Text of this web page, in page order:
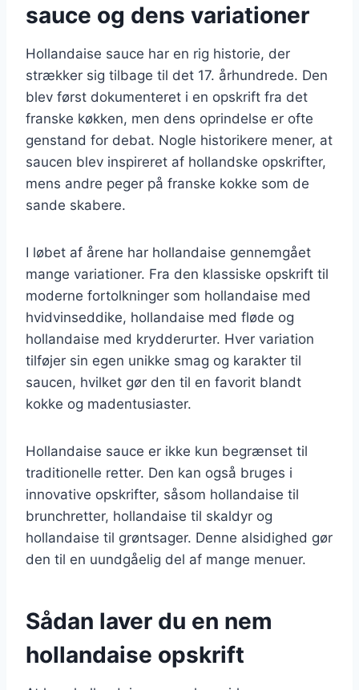
sauce og dens variationer
Hollandaise sauce har en rig historie, der
strækker sig tilbage til det 17. århundrede. Den
blev først dokumenteret i en opskrift fra det
franske køkken, men dens oprindelse er ofte
genstand for debat. Nogle historikere mener, at
saucen blev inspireret af hollandske opskrifter,
mens andre peger på franske kokke som de
sande skabere.
I løbet af årene har hollandaise gennemgået
mange variationer. Fra den klassiske opskrift til
moderne fortolkninger som hollandaise med
hvidvinseddike, hollandaise med fløde og
hollandaise med krydderurter. Hver variation
tilføjer sin egen unikke smag og karakter til
saucen, hvilket gør den til en favorit blandt
kokke og madentusiaster.
Hollandaise sauce er ikke kun begrænset til
traditionelle retter. Den kan også bruges i
innovative opskrifter, såsom hollandaise til
brunchretter, hollandaise til skaldyr og
hollandaise til grøntsager. Denne alsidighed gør
den til en uundgåelig del af mange menuer.
Sådan laver du en nem
hollandaise opskrift